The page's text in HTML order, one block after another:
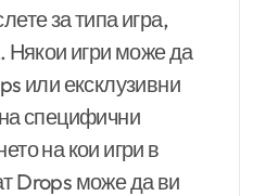
за типа игра,
Някои игри може да
или ексклузивни
специфични
на кои игри в
Drops може да ви